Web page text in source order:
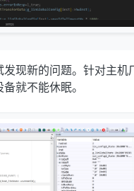
现新的问题。针对主机
就不能休眠。